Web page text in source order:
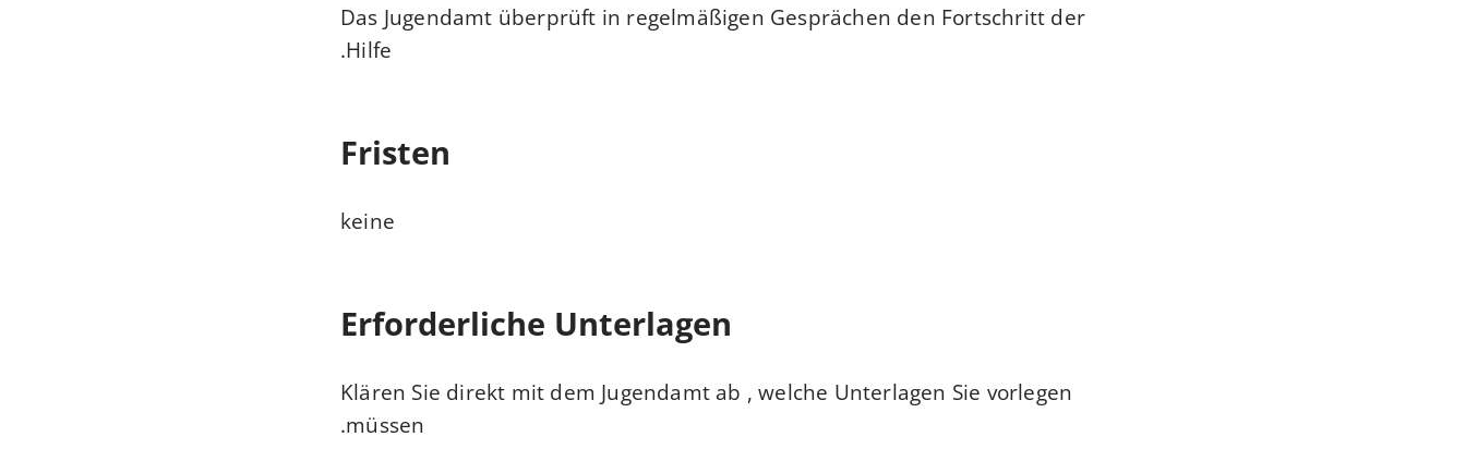
Das Jugendamt überprüft in regelmäßigen Gesprächen den Fortschritt der
Hilfe.
Fristen
keine
Erforderliche Unterlagen
Klären Sie direkt mit dem Jugendamt ab , welche Unterlagen Sie vorlegen
müssen.